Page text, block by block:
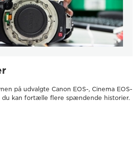
på udvalgte Canon EOS-, Cinema EOS-
du kan fortælle flere spændende historier.